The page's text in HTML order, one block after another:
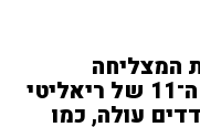
המצליחה
'מאסטר שף', סיפר על העונה ה־11 של ריאליטי
עולה, כמו